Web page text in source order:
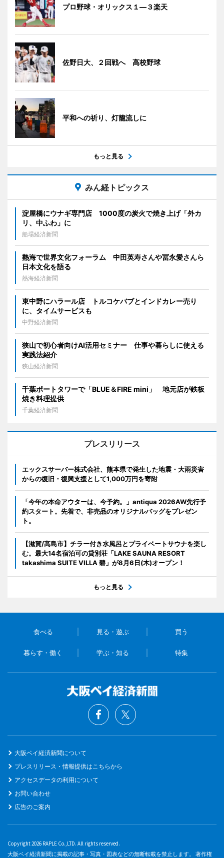
プロ野球・オリックス１―３楽天
佐野日大、２回戦へ 高校野球
平和への祈り、灯籠流しに
もっと見る
みん経トピックス
淀屋橋にウナギ専門店 1000度の炭火で焼き上げ「外カ
リ、中ふわ」に
船場経済新聞
熱海で世界文化フォーラム 中田英寿さんや冨永愛さんら
日本文化を語る
熱海経済新聞
東中野にハラール店 トルコケバブとインドカレー売り
に、タイムサービスも
中野経済新聞
狭山で初心者向けAI活用セミナー 仕事や暮らしに使える
実践法紹介
狭山経済新聞
千葉ポートタワーで「BLUE＆FIRE mini」 地元店が鉄板
焼き料理提供
千葉経済新聞
プレスリリース
エックスサーバー株式会社、熊本県で発生した地震・大雨災害
からの復旧・復興支援として1,000万円を寄附
「今年の本命アウターは、今予約。」antiqua 2026AW先行予
約スタート。先着で、非売品のオリジナルバッグをプレゼン
ト。
【滋賀/高島市】チラー付き水風呂とプライベートサウナを楽し
む。最大14名宿泊可の貸別荘「LAKE SAUNA RESORT
takashima SUITE VILLA 碧」が8月6日(木)オープン！
もっと見る
食べる 見る・遊ぶ 買う
暮らす・働く 学ぶ・知る 特集
大阪ベイ経済新聞について
プレスリリース・情報提供はこちらから
アクセスデータの利用について
お問い合わせ
広告のご案内
Copyright 2026 RAPLE Co.,LTD. All rights reserved.
大阪ベイ経済新聞に掲載の記事・写真・図表などの無断転載を禁止します。 著作権